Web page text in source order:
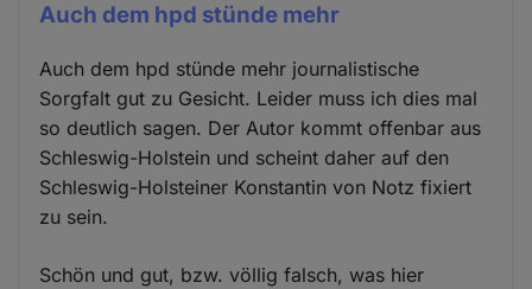
Auch dem hpd stünde mehr
Auch dem hpd stünde mehr journalistische
Sorgfalt gut zu Gesicht. Leider muss ich dies mal
so deutlich sagen. Der Autor kommt offenbar aus
Schleswig-Holstein und scheint daher auf den
Schleswig-Holsteiner Konstantin von Notz fixiert
zu sein.
Schön und gut, bzw. völlig falsch, was hier